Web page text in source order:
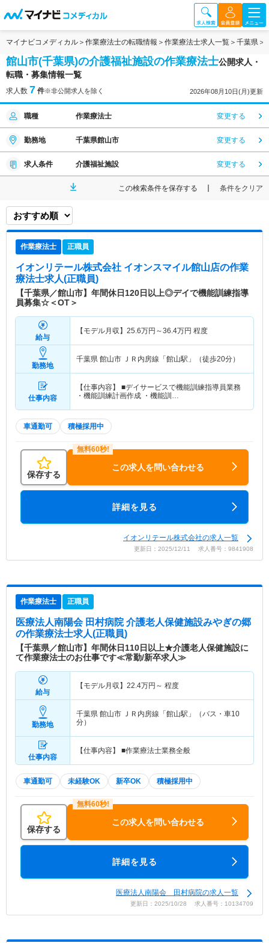
マイナビコメディカル 作業療法士の転職情報 作業療法士求人一覧 千葉県
館山市(千葉県)の介護福祉施設の作業療法士公開求人・
転職・募集情報一覧
求人数 7 件※非公開求人を除く 2026年08月10日(月)更新
職種 作業療法士 変更する
勤務地 千葉県館山市 変更する
求人条件 介護福祉施設 変更する
この検索条件を保存する 条件をクリア
作業療法士 正職員
イオンリテール株式会社 イオンスマイル館山店の作業
療法士求人(正職員)
【千葉県／館山市】年間休日120日以上◎デイで機能訓練指導
員募集☆＜OT＞
給与
【モデル月収】 25.6万円～36.4万円 程度
勤務地
千葉県 館山市 ＪＲ内房線「館山駅」（徒歩20分）
仕事内容
【仕事内容】 ■デイサービスで機能訓練指導員業務
・機能訓練計画作成 ・機能訓…
車通勤可 積極採用中
保存する
この求人を問い合わせる
詳細を見る
イオンリテール株式会社の求人一覧
更新日：2025/12/11 求人番号：9841908
作業療法士 正職員
医療法人南陽会 田村病院 介護老人保健施設みやぎの郷
の作業療法士求人(正職員)
【千葉県／館山市】年間休日110日以上★介護老人保健施設に
て作業療法士のお仕事です≪常勤/新卒求人≫
給与
【モデル月収】 22.4万円～ 程度
勤務地
千葉県 館山市 ＪＲ内房線「館山駅」（バス・車10
分）
仕事内容
【仕事内容】 ■作業療法士業務全般
車通勤可 未経験OK 新卒OK 積極採用中
保存する
この求人を問い合わせる
詳細を見る
医療法人南陽会 田村病院の求人一覧
更新日：2025/10/28 求人番号：10134709